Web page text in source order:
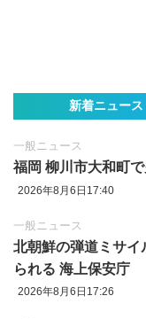
新着ニュース
一般ニュース
福岡 柳川市大和町
2026年8月6日17:40
一般ニュース
北朝鮮の弾道ミサイ
られる 海上保安庁
2026年8月6日17:26